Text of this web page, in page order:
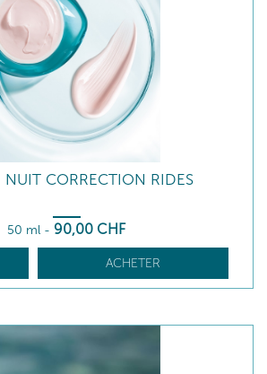
NUIT CORRECTION RIDES
50 ml - 90,00 CHF
ACHETER